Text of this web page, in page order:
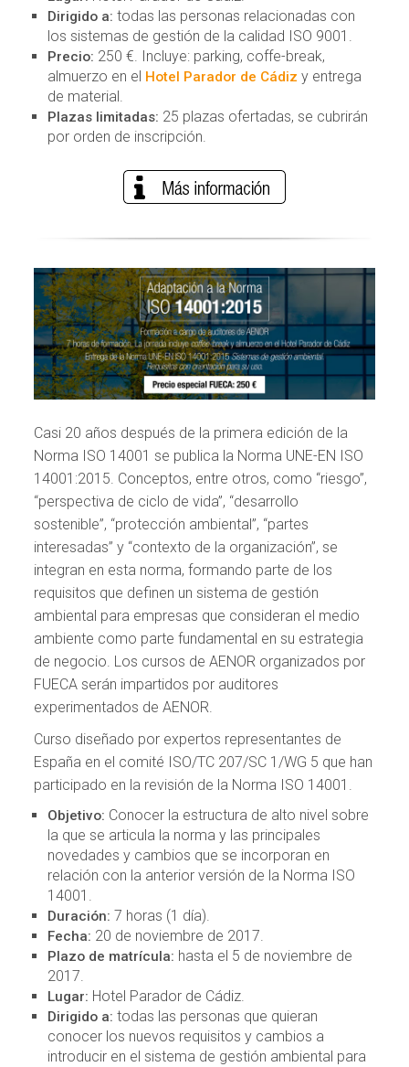
Dirigido a: todas las personas relacionadas con
los sistemas de gestión de la calidad ISO 9001.
Precio: 250 €. Incluye: parking, coffe-break,
almuerzo en el Hotel Parador de Cádiz y entrega
de material.
Plazas limitadas: 25 plazas ofertadas, se cubrirán
por orden de inscripción.
Casi 20 años después de la primera edición de la
Norma ISO 14001 se publica la Norma UNE-EN ISO
14001:2015. Conceptos, entre otros, como “riesgo”,
“perspectiva de ciclo de vida”, “desarrollo
sostenible”, “protección ambiental”, “partes
interesadas” y “contexto de la organización”, se
integran en esta norma, formando parte de los
requisitos que definen un sistema de gestión
ambiental para empresas que consideran el medio
ambiente como parte fundamental en su estrategia
de negocio. Los cursos de AENOR organizados por
FUECA serán impartidos por auditores
experimentados de AENOR.
Curso diseñado por expertos representantes de
España en el comité ISO/TC 207/SC 1/WG 5 que han
participado en la revisión de la Norma ISO 14001.
Objetivo: Conocer la estructura de alto nivel sobre
la que se articula la norma y las principales
novedades y cambios que se incorporan en
relación con la anterior versión de la Norma ISO
14001.
Duración: 7 horas (1 día).
Fecha: 20 de noviembre de 2017.
Plazo de matrícula: hasta el 5 de noviembre de
2017.
Lugar: Hotel Parador de Cádiz.
Dirigido a: todas las personas que quieran
conocer los nuevos requisitos y cambios a
introducir en el sistema de gestión ambiental para